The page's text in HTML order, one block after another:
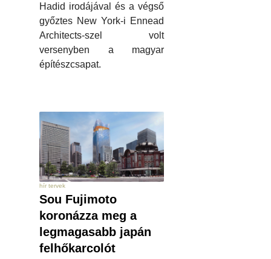
Hadid irodájával és a végső
győztes New York-i Ennead
Architects-szel volt
versenyben a magyar
építészcsapat.
hír tervek
Sou Fujimoto
koronázza meg a
legmagasabb japán
felhőkarcolót